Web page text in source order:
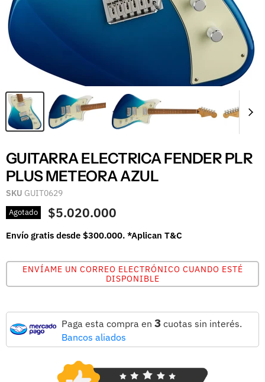
GUITARRA ELECTRICA FENDER PLR
PLUS METEORA AZUL
SKU GUIT0629
Agotado $5.020.000
Envío gratis desde $300.000. *Aplican T&C
ENVÍAME UN CORREO ELECTRÓNICO CUANDO ESTÉ
DISPONIBLE
Paga esta compra en 3 cuotas sin interés.
Bancos aliados